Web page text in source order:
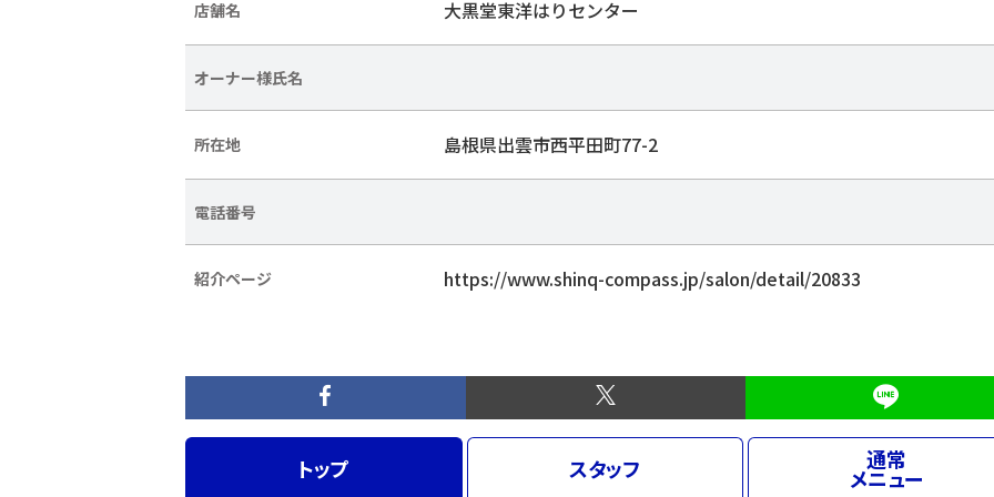
店舗名 大黒堂東洋はりセンター
オーナー様氏名
所在地 島根県出雲市西平田町77-2
電話番号
紹介ページ https://www.shinq-compass.jp/salon/detail/20833
トップ スタッフ 通常
メニュー